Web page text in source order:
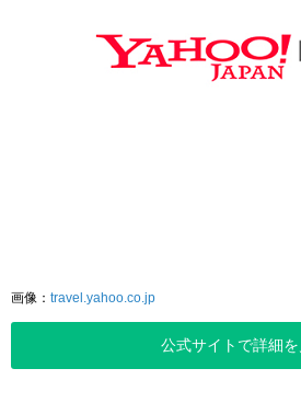
画像： travel.yahoo.co.jp
公式サイトで詳細